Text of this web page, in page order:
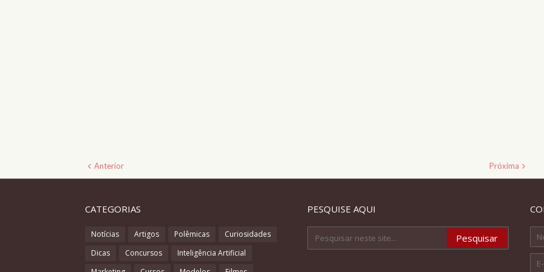
Anterior Próxima
CATEGORIAS
Notícias Artigos Polêmicas
Curiosidades
Dicas
Concursos
Inteligência Artificial
PESQUISE AQUI